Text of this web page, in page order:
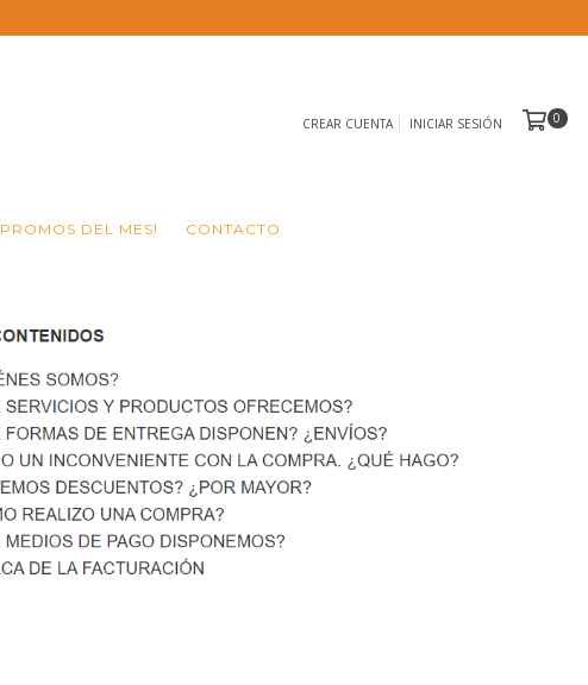
CREAR CUENTA INICIAR SESIÓN 0
PROMOS DEL MES! CONTACTO